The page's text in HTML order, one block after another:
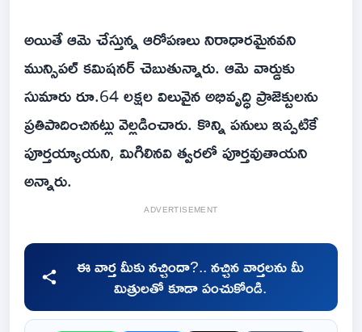
అయితే ఆమె చేస్తున్న ఆరోపణలు నిరాధారమైనవని
మున్సిపల్ కమిషనర్ చెబుతున్నారు. ఆమె వార్డుకు
సుమారు రూ.64 లక్షల విలువైన అభివృద్ధి ప్రాజెక్టులను
ప్రతిపాదించినట్లు వెల్లడించారు. కొన్ని పనులు ఇప్పటికే
పూర్తయ్యాయని, మిగిలినవి త్వరలో పూర్తవుతాయని
అన్నారు.
ADVERTISEMENT
ఈ వార్త మీకు నచ్చిందా?.. నచ్చిన వార్తలను మీ
మిత్రులతో కూడా పంచుకోండి.